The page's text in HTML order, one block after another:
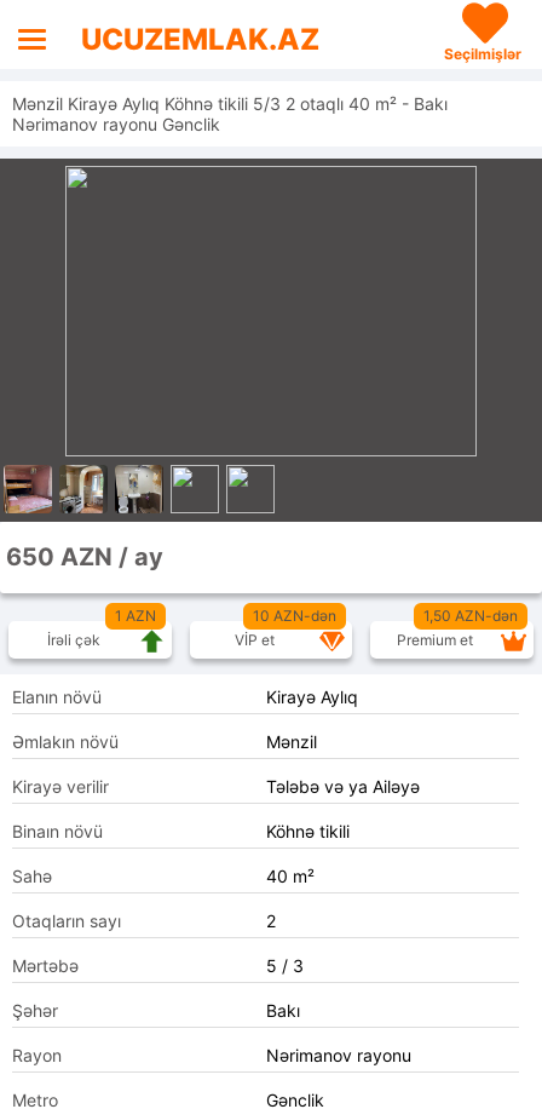
UCUZEMLAK.AZ Seçilmişlər
Mənzil Kirayə Aylıq Köhnə tikili 5/3 2 otaqlı 40 m² - Bakı
Nərimanov rayonu Gənclik
650 AZN / ay
1 AZN
İrəli çək
10 AZN-dən
VİP et
1,50 AZN-dən
Premium et
Elanın növü Kirayə Aylıq
Əmlakın növü Mənzil
Kirayə verilir Tələbə və ya Ailəyə
Binaın növü Köhnə tikili
Sahə 40 m²
Otaqların sayı 2
Mərtəbə 5 / 3
Şəhər Bakı
Rayon Nərimanov rayonu
Metro Gənclik